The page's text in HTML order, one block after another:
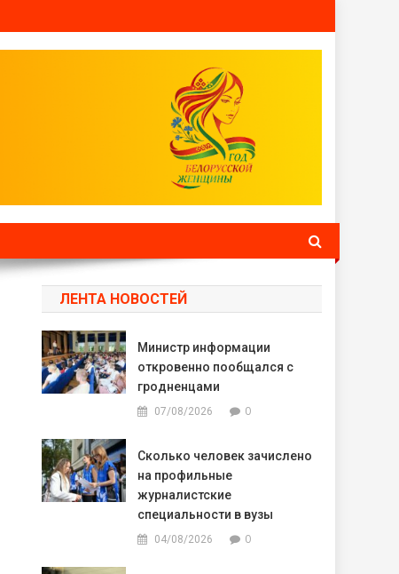
ЛЕНТА НОВОСТЕЙ
Министр информации
откровенно пообщался с
гродненцами
07/08/2026 0
Сколько человек зачислено
на профильные
журналистские
специальности в вузы
04/08/2026 0